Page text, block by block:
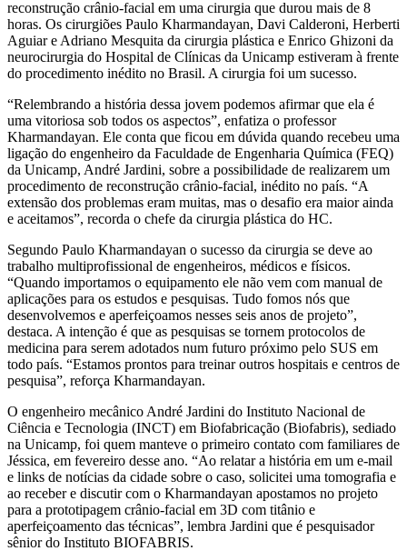
reconstrução crânio-facial em uma cirurgia que durou mais de 8
horas. Os cirurgiões Paulo Kharmandayan, Davi Calderoni, Herberti
Aguiar e Adriano Mesquita da cirurgia plástica e Enrico Ghizoni da
neurocirurgia do Hospital de Clínicas da Unicamp estiveram à frente
do procedimento inédito no Brasil. A cirurgia foi um sucesso.
“Relembrando a história dessa jovem podemos afirmar que ela é
uma vitoriosa sob todos os aspectos”, enfatiza o professor
Kharmandayan. Ele conta que ficou em dúvida quando recebeu uma
ligação do engenheiro da Faculdade de Engenharia Química (FEQ)
da Unicamp, André Jardini, sobre a possibilidade de realizarem um
procedimento de reconstrução crânio-facial, inédito no país. “A
extensão dos problemas eram muitas, mas o desafio era maior ainda
e aceitamos”, recorda o chefe da cirurgia plástica do HC.
Segundo Paulo Kharmandayan o sucesso da cirurgia se deve ao
trabalho multiprofissional de engenheiros, médicos e físicos.
“Quando importamos o equipamento ele não vem com manual de
aplicações para os estudos e pesquisas. Tudo fomos nós que
desenvolvemos e aperfeiçoamos nesses seis anos de projeto”,
destaca. A intenção é que as pesquisas se tornem protocolos de
medicina para serem adotados num futuro próximo pelo SUS em
todo país. “Estamos prontos para treinar outros hospitais e centros de
pesquisa”, reforça Kharmandayan.
O engenheiro mecânico André Jardini do Instituto Nacional de
Ciência e Tecnologia (INCT) em Biofabricação (Biofabris), sediado
na Unicamp, foi quem manteve o primeiro contato com familiares de
Jéssica, em fevereiro desse ano. “Ao relatar a história em um e-mail
e links de notícias da cidade sobre o caso, solicitei uma tomografia e
ao receber e discutir com o Kharmandayan apostamos no projeto
para a prototipagem crânio-facial em 3D com titânio e
aperfeiçoamento das técnicas”, lembra Jardini que é pesquisador
sênior do Instituto BIOFABRIS.